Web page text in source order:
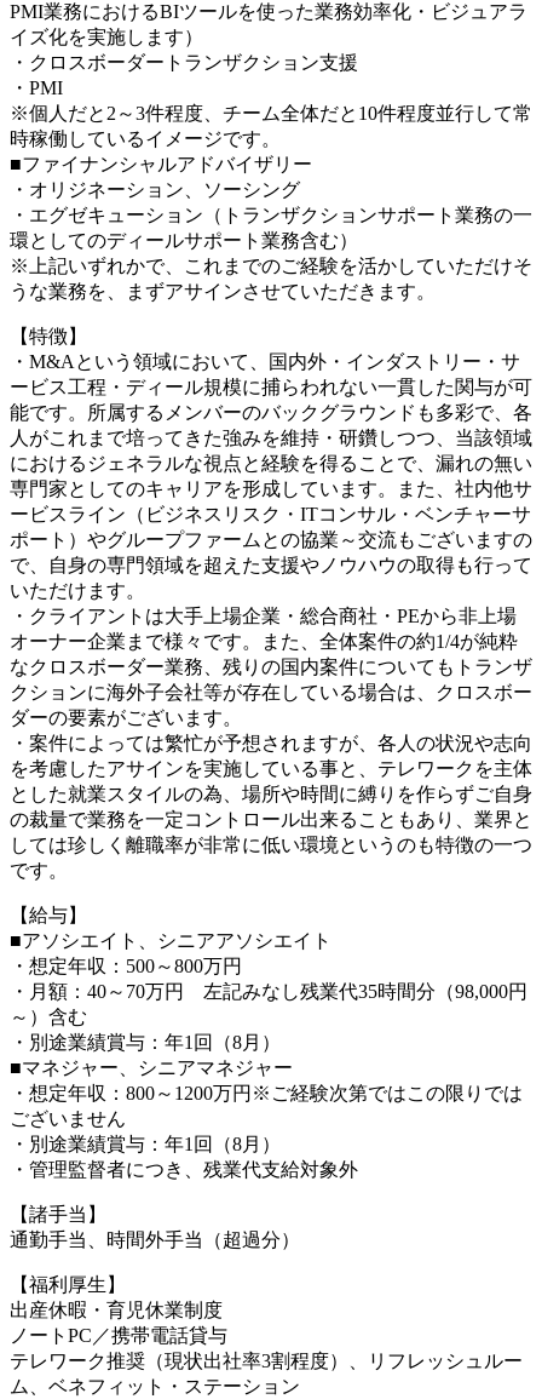
PMI業務におけるBIツールを使った業務効率化・ビジュアラ
イズ化を実施します）
・クロスボーダートランザクション支援
・PMI
※個人だと2～3件程度、チーム全体だと10件程度並行して常
時稼働しているイメージです。
■ファイナンシャルアドバイザリー
・オリジネーション、ソーシング
・エグゼキューション（トランザクションサポート業務の一
環としてのディールサポート業務含む）
※上記いずれかで、これまでのご経験を活かしていただけそ
うな業務を、まずアサインさせていただきます。
【特徴】
・M&Aという領域において、国内外・インダストリー・サ
ービス工程・ディール規模に捕らわれない一貫した関与が可
能です。所属するメンバーのバックグラウンドも多彩で、各
人がこれまで培ってきた強みを維持・研鑽しつつ、当該領域
におけるジェネラルな視点と経験を得ることで、漏れの無い
専門家としてのキャリアを形成しています。また、社内他サ
ービスライン（ビジネスリスク・ITコンサル・ベンチャーサ
ポート）やグループファームとの協業～交流もございますの
で、自身の専門領域を超えた支援やノウハウの取得も行って
いただけます。
・クライアントは大手上場企業・総合商社・PEから非上場
オーナー企業まで様々です。また、全体案件の約1/4が純粋
なクロスボーダー業務、残りの国内案件についてもトランザ
クションに海外子会社等が存在している場合は、クロスボー
ダーの要素がございます。
・案件によっては繁忙が予想されますが、各人の状況や志向
を考慮したアサインを実施している事と、テレワークを主体
とした就業スタイルの為、場所や時間に縛りを作らずご自身
の裁量で業務を一定コントロール出来ることもあり、業界と
しては珍しく離職率が非常に低い環境というのも特徴の一つ
です。
【給与】
■アソシエイト、シニアアソシエイト
・想定年収：500～800万円
・月額：40～70万円 左記みなし残業代35時間分（98,000円
～）含む
・別途業績賞与：年1回（8月）
■マネジャー、シニアマネジャー
・想定年収：800～1200万円※ご経験次第ではこの限りでは
ございません
・別途業績賞与：年1回（8月）
・管理監督者につき、残業代支給対象外
【諸手当】
通勤手当、時間外手当（超過分）
【福利厚生】
出産休暇・育児休業制度
ノートPC／携帯電話貸与
テレワーク推奨（現状出社率3割程度）、リフレッシュルー
ム、ベネフィット・ステーション